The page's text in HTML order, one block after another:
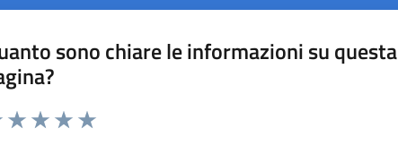
sono chiare le informazioni su questa
da 1 a 5 stelle la pagina